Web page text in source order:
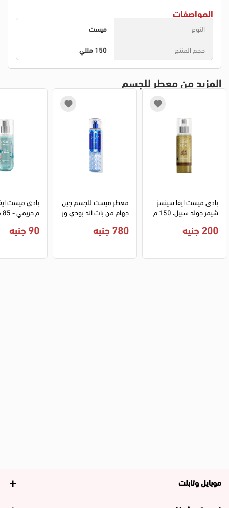
المواصفات
النوع
ميست
حجم المنتج
150 مللي
المزيد من معطر للجسم
شيمر جولد سبيل، 150 م
200 جنيه
معطر ميست للجسم جين
جهام من باث اند بودي ور
780 جنيه
بادي ميست
م حريمي - 85 مل
90 جنيه
موبايل وتابلت